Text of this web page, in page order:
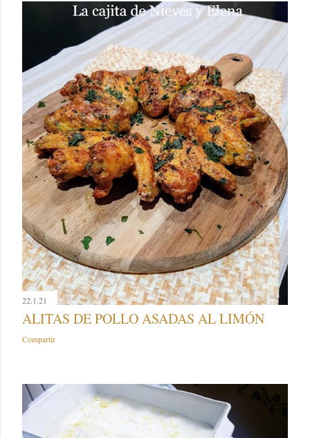
22.1.21
ALITAS DE POLLO ASADAS AL LIMÓN
Compartir